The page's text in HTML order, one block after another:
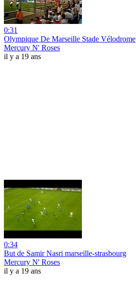
0:31
Olympique De Marseille Stade Vélodrome
Mercury N' Roses
il y a 19 ans
0:34
But de Samir Nasri marseille-strasbourg
Mercury N' Roses
il y a 19 ans